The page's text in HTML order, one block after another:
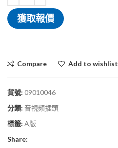
獲取報價
Compare Add to wishlist
貨號: 09010046
分類: 音視頻插頭
標籤: A版
Share: